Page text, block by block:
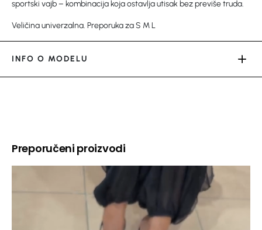
sportski vajb – kombinacija koja ostavlja utisak bez previše truda.
Veličina univerzalna. Preporuka za S M L
INFO O MODELU
Preporučeni proizvodi